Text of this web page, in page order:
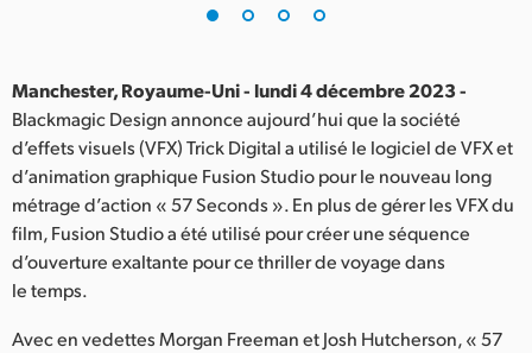
India
Italy
Japan
Mexico
Manchester, Royaume-Uni - lundi 4 décembre 2023 -
Blackmagic Design annonce aujourd’hui que la société
d’effets visuels (VFX) Trick Digital a utilisé le logiciel de VFX et
d’animation graphique Fusion Studio pour le nouveau long
métrage d’action « 57 Seconds ». En plus de gérer les VFX du
film, Fusion Studio a été utilisé pour créer une séquence
d’ouverture exaltante pour ce thriller de voyage dans
le temps.
Avec en vedettes Morgan Freeman et Josh Hutcherson, « 57